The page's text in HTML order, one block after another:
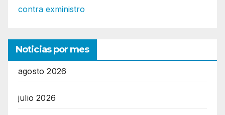
contra exministro
Noticias por mes
agosto 2026
julio 2026